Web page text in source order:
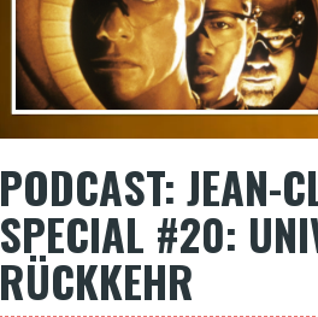
PODCAST: JEAN-
SPECIAL #20:
RÜCKKEHR